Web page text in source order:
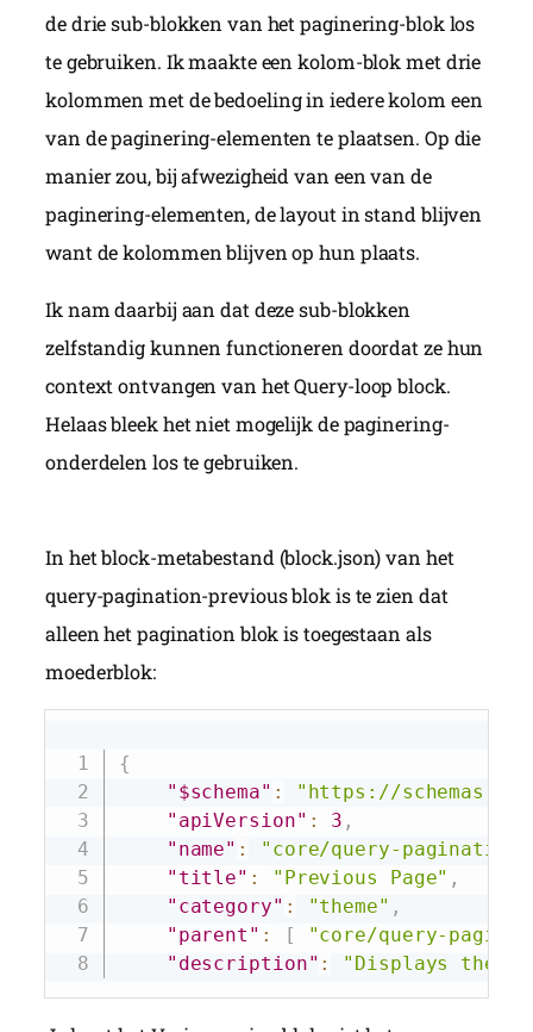
de drie sub-blokken van het paginering-blok los
te gebruiken. Ik maakte een kolom-blok met drie
kolommen met de bedoeling in iedere kolom een
van de paginering-elementen te plaatsen. Op die
manier zou, bij afwezigheid van een van de
paginering-elementen, de layout in stand blijven
want de kolommen blijven op hun plaats.
Ik nam daarbij aan dat deze sub-blokken
zelfstandig kunnen functioneren doordat ze hun
context ontvangen van het Query-loop block.
Helaas bleek het niet mogelijk de paginering-
onderdelen los te gebruiken.
In hetblock-metabestand (block.json) van het
query-pagination-previous blok is te zien dat
alleen het pagination blok is toegestaan als
moederblok:
{
"$schema" :
"https://
"apiVersion" : 3 ,
"name" :
"core/query-
"title" : "Previous Page" ,
"category" : "theme" ,
"parent" : [
"core/query-
"description" : "Displays the